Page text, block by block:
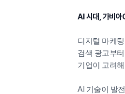
AI 시대, 가비
디지털 마케
검색 광고부
기업이 고려
AI 기술이 발